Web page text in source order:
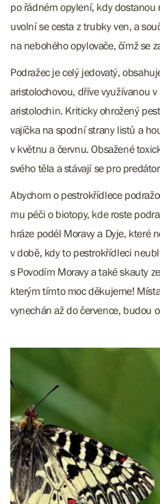
po řádném opylení, kdy dostanou
uvolní se cesta z trubky ven, a
na nebohého opylovače, čímž se
Podražec je celý jedovatý,
aristolochovou, dříve využívanou
aristolochin. Kriticky ohrožený
vajíčka na spodní strany listů a
v květnu a červnu. Obsažené
svého těla a stávají se pro
Abychom o pestrokřídlece
mu péči o biotopy, kde roste
hráze podél Moravy a Dyje, které
v době, kdy to pestrokřídleci
s Povodím Moravy a také skauty
kterým tímto moc děkujeme!
vynechán až do července, budou